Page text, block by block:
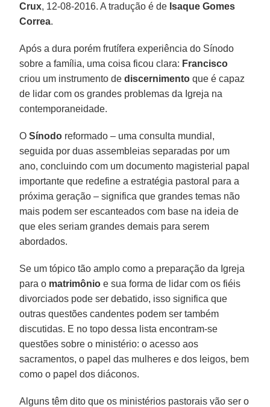
Crux, 12-08-2016. A tradução é de Isaque Gomes
Correa.
Após a dura porém frutífera experiência do Sínodo
sobre a família, uma coisa ficou clara: Francisco
criou um instrumento dediscernimento que é capaz
de lidar com os grandes problemas da Igreja na
contemporaneidade.
OSínodo reformado – uma consulta mundial,
seguida por duas assembleias separadas por um
ano, concluindo com um documento magisterial papal
importante que redefine a estratégia pastoral para a
próxima geração – significa que grandes temas não
mais podem ser escanteados com base na ideia de
que eles seriam grandes demais para serem
abordados.
Se um tópico tão amplo como a preparação da Igreja
para o matrimônio e sua forma de lidar com os fiéis
divorciados pode ser debatido, isso significa que
outras questões candentes podem ser também
discutidas. E no topo dessa lista encontram-se
questões sobre o ministério: o acesso aos
sacramentos, o papel das mulheres e dos leigos, bem
como o papel dos diáconos.
Alguns têm dito que os ministérios pastorais vão ser o